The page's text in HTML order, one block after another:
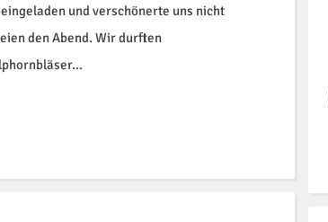
und verschönerte uns nicht
den Abend. Wir durften